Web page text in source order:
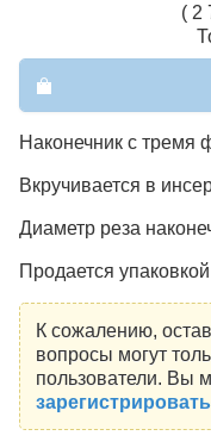
( 2
Наконечник с тремя
Вкручивается в
Диаметр реза
Продается
К сожалению,
вопросы могут
пользователи. Вы